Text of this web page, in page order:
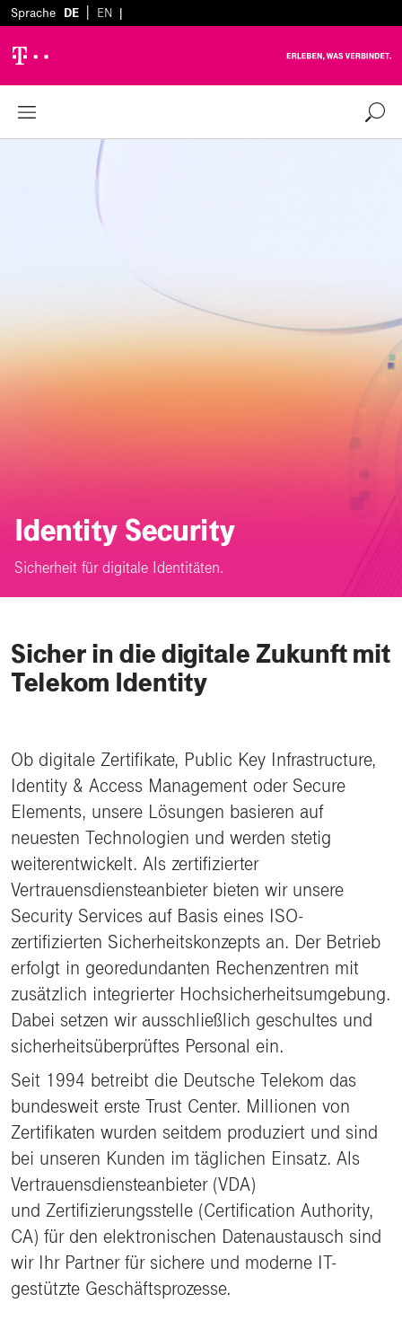
Sprache DE EN |
Identity Security
Sicherheit für digitale Identitäten.
Sicher in die digitale Zukunft mit
Telekom Identity
Ob digitale Zertifikate, Public Key Infrastructure,
Identity & Access Management oder Secure
Elements, unsere Lösungen basieren auf
neuesten Technologien und werden stetig
weiterentwickelt. Als zertifizierter
Vertrauensdiensteanbieter bieten wir unsere
Security Services auf Basis eines ISO-
zertifizierten Sicherheitskonzepts an. Der Betrieb
erfolgt in georedundanten Rechenzentren mit
zusätzlich integrierter Hochsicherheitsumgebung.
Dabei setzen wir ausschließlich geschultes und
sicherheitsüberprüftes Personal ein.
Seit 1994 betreibt die Deutsche Telekom das
bundesweit erste Trust Center. Millionen von
Zertifikaten wurden seitdem produziert und sind
bei unseren Kunden im täglichen Einsatz. Als
Vertrauensdiensteanbieter (VDA)
und Zertifizierungsstelle (Certification Authority,
CA) für den elektronischen Datenaustausch sind
wir Ihr Partner für sichere und moderne IT-
gestützte Geschäftsprozesse.